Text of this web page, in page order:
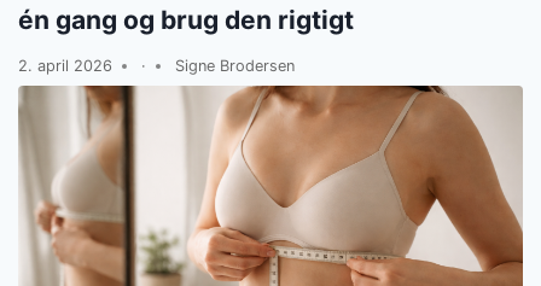
én gang og brug den rigtigt
2. april 2026 · Signe Brodersen